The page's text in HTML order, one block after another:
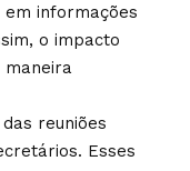
informações
o impacto
maneira
reuniões
Esses